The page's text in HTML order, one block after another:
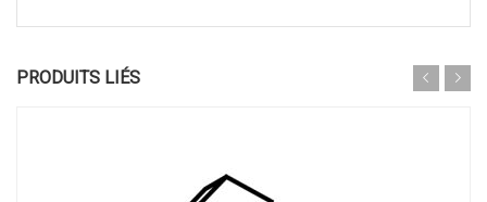
PRODUITS LIÉS